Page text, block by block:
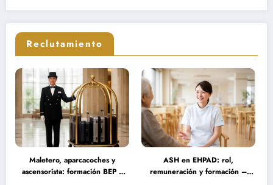
Reclutamiento
Maletero, aparcacoches y
ascensorista: formación BEP y
ASH en EHPAD: rol,
remuneración y formación –